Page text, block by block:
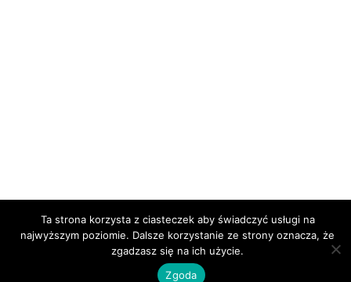
Ta strona korzysta z ciasteczek aby świadczyć usługi na
najwyższym poziomie. Dalsze korzystanie ze strony oznacza, że
zgadzasz się na ich użycie.
Zgoda